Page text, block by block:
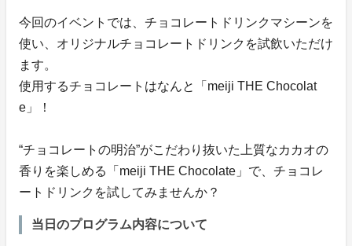
今回のイベントでは、チョコレートドリンクマシーンを
使い、オリジナルチョコレートドリンクを試飲いただけ
ます。
使用するチョコレートはなんと「meiji THE Chocolat
e」！
“チョコレートの明治”がこだわり抜いた上質なカカオの
香りを楽しめる「meiji THE Chocolate」で、チョコレ
ートドリンクを試してみませんか？
当日のプログラム内容について